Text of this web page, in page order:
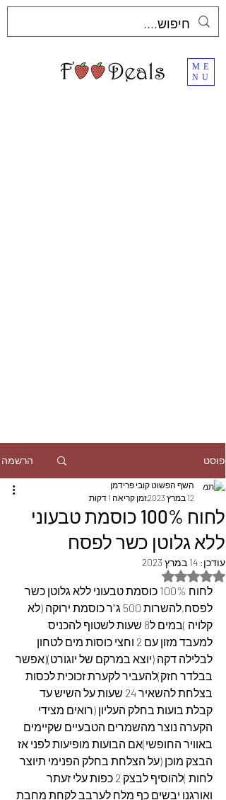
ME
NU
פוסט הרשמה
לחוח 100% כוסמת טבעוני
ללא גלוטן כשר לפסח
השף הפשוט קובי פרידמן
12 במרץ 2023
זמן קריאה 1 דקות
עודכן: 14 במרץ 2023
דירוג של NaN מתוך 5 כוכבים
לחוח 100% כוסמת טבעוני ללא גלוטן כשר
לפסח,להשרות 500 ג"ר כוסמת ירוקה (לא
קלויה )במים ל8 שעות לשטוף להכניס
למעבד מזון עם 2 וחצי כוסות מים לטחון
לבלילה דקה (יוצא במרקם של יוגורט)(אפשר
בבלדר חזק)להעביר לקערת זכוכית לכסות
בצלחת להשאיר 24 שעות על השיש עד
קבלת בועות בחלק העליון (רואים מצידי
הקערה נוצר מהשמרים הטבעיים שקיימים
באוויר החופשי)אם הבועות מופיעות לפני אז
הבצק מוכן (על הצלחת בחלק הפנימי תיוצר
לחות )להוסיף לבצק 2 כפות עלי זעתר
ואורגנו יבשים כף מלח לערבב לקחת מחבת